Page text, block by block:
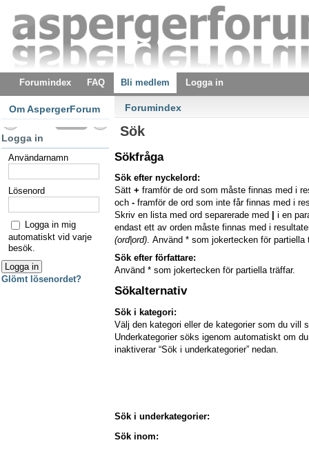
Forumindex FAQ Bli medlem Logga in
Forumindex
Sök
Sökfråga
Sök efter nyckelord:
Sätt + framför de ord som måste finnas med i
och - framför de ord som inte får finnas med i
Skriv en lista med ord separerade med
i en
endast ett av orden måste finnas med i
(ord|ord) . Använd * som jokertecken för partiella
Sök efter författare:
Använd * som jokertecken för partiella träffar.
Sökalternativ
Sök i kategori:
Välj den kategori eller de kategorier som du vill
Underkategorier söks igenom automatiskt om
inaktiverar “Sök i underkategorier” nedan.
Sök i underkategorier:
Sök inom:
Om AspergerForum
Logga in
Användarnamn
Lösenord
Logga in mig
automatiskt vid varje
besök.
Glömt lösenordet?